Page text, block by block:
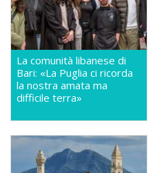
La comunità libanese di
Bari: «La Puglia ci ricorda
la nostra amata ma
difficile terra»